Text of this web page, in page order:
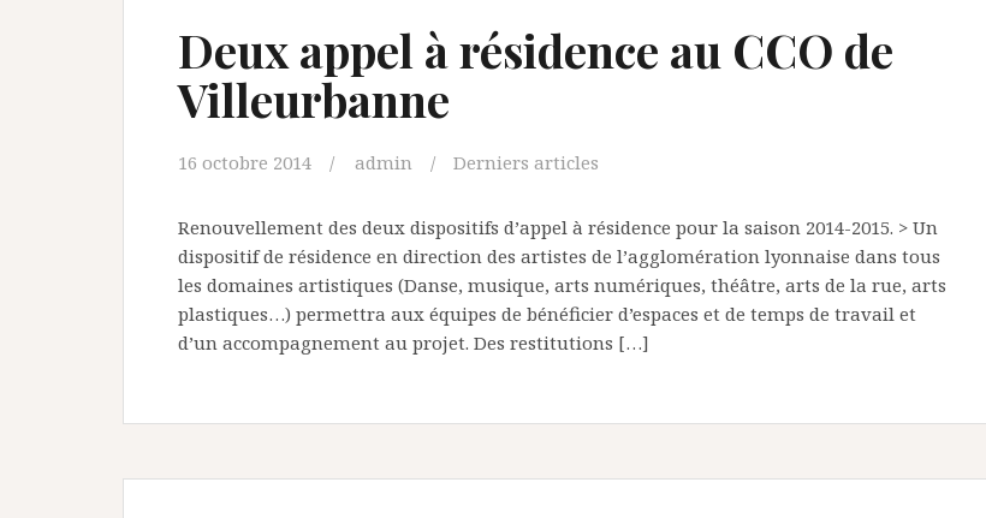
Deux appel à résidence au CCO de
Villeurbanne
16 octobre 2014 admin Derniers articles
Renouvellement des deux dispositifs d’appel à résidence pour la saison 2014-2015. > Un
dispositif de résidence en direction des artistes de l’agglomération lyonnaise dans tous
les domaines artistiques (Danse, musique, arts numériques, théâtre, arts de la rue, arts
plastiques…) permettra aux équipes de bénéficier d’espaces et de temps de travail et
d’un accompagnement au projet. Des restitutions […]